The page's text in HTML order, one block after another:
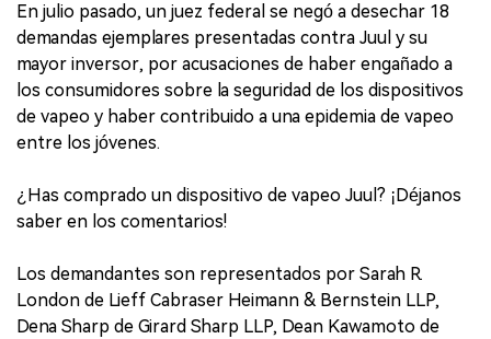
En julio pasado, un juez federal se negó a desechar 18
demandas ejemplares presentadas contra Juul y su
mayor inversor, por acusaciones de haber engañado a
los consumidores sobre la seguridad de los dispositivos
de vapeo y haber contribuido a una epidemia de vapeo
entre los jóvenes.
¿Has comprado un dispositivo de vapeo Juul? ¡Déjanos
saber en los comentarios!
Los demandantes son representados por Sarah R.
London de Lieff Cabraser Heimann & Bernstein LLP,
Dena Sharp de Girard Sharp LLP, Dean Kawamoto de